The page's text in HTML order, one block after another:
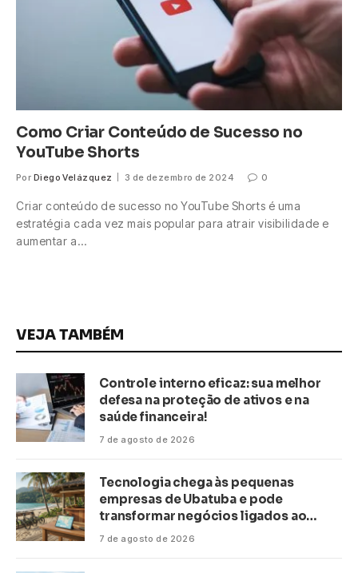
Como Criar Conteúdo de Sucesso no
YouTube Shorts
Por Diego Velázquez 3 de dezembro de 2024 0
Criar conteúdo de sucesso no YouTube Shorts é uma
estratégia cada vez mais popular para atrair visibilidade e
aumentar a…
VEJA TAMBÉM
Controle interno eficaz: sua melhor
defesa na proteção de ativos e na
saúde financeira!
7 de agosto de 2026
Tecnologia chega às pequenas
empresas de Ubatuba e pode
transformar negócios ligados ao
turismo no litoral
7 de agosto de 2026